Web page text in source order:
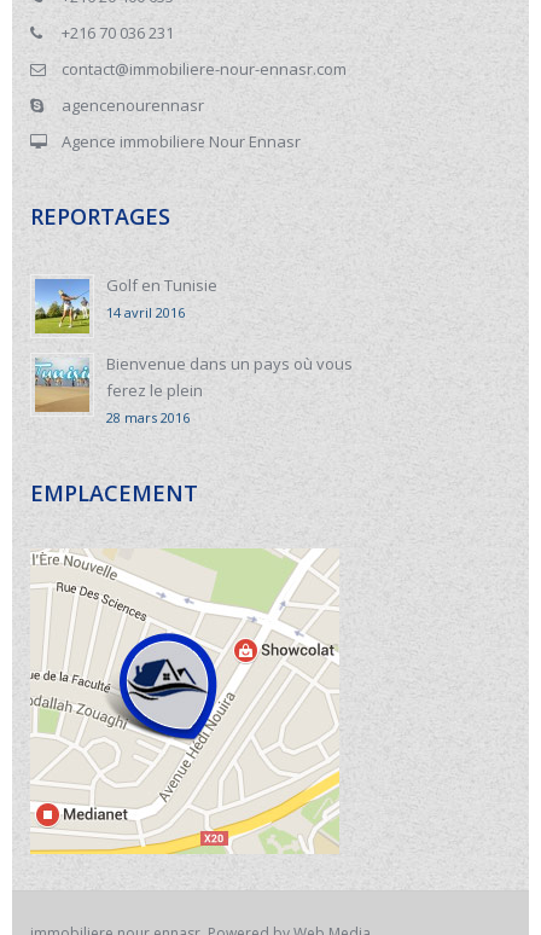
+216 70 036 231
contact@immobiliere-nour-ennasr.com
agencenourennasr
Agence immobiliere Nour Ennasr
REPORTAGES
Golf en Tunisie
14 avril 2016
Bienvenue dans un pays où vous
ferez le plein
28 mars 2016
EMPLACEMENT